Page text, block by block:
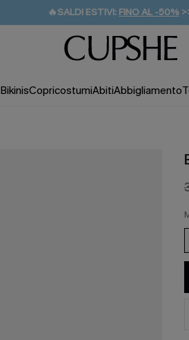
🔥SALDI ESTIVI: FINO AL -50%
🚚SPEDIZIONE GRATUITA DA 49€
💌REGALO PER I NUOVI: 20% DI
BikinisCopricostumiAbitiAbbigliamento